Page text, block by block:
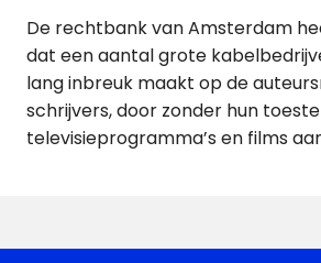
De rechtbank van Amsterdam
dat een aantal grote
lang inbreuk maakt op de
schrijvers, door zonder hun
televisieprogramma’s en films